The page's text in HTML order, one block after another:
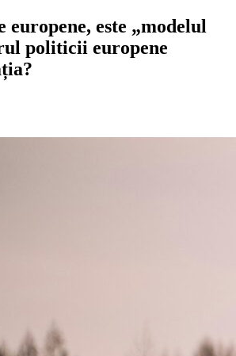
europene, este „modelul
politicii europene